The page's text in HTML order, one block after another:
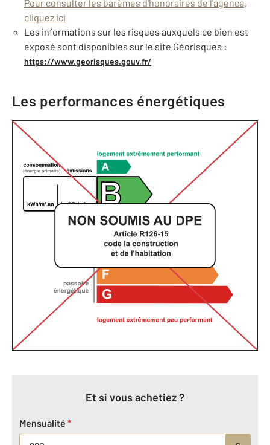
Pour consulter les barèmes d'honoraires de l'agence,
cliquez ici
Les informations sur les risques auxquels ce bien est
exposé sont disponibles sur le site Géorisques :
https://www.georisques.gouv.fr/
Les performances énergétiques
Et si vous achetiez ?
Mensualité *